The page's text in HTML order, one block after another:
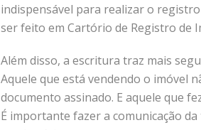
indispensável para realizar o
ser feito em Cartório de Registro de
Além disso, a escritura traz mais
Aquele que está vendendo o imóvel
documento assinado. E aquele que
É importante fazer a comunicação